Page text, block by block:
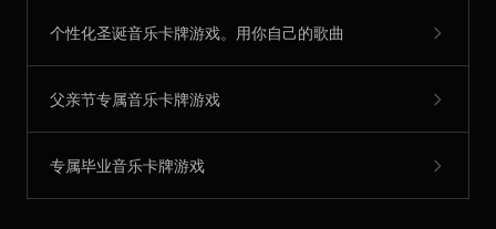
个性化圣诞音乐卡牌游戏。用你自己的歌曲
父亲节专属音乐卡牌游戏
专属毕业音乐卡牌游戏